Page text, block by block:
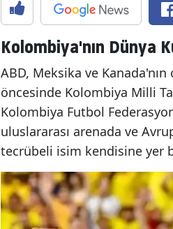
Kolombiya'nın Dünya
ABD, Meksika ve
öncesinde Kolombiya Milli
Kolombiya Futbol
uluslararası arenada ve
tecrübeli isim kendisine yer